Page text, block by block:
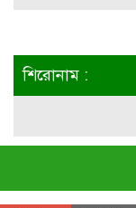
শিরোনাম :